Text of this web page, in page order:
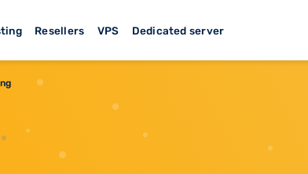
Resellers VPS Dedicated server